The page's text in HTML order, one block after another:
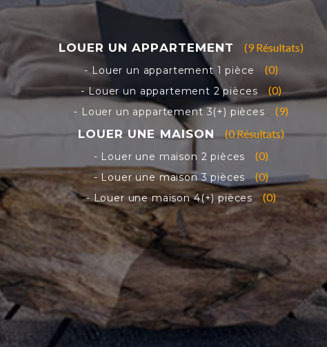
(9 Résultats)
(0)
(0)
(9)
(0 Résultats)
(0)
(0)
(0)